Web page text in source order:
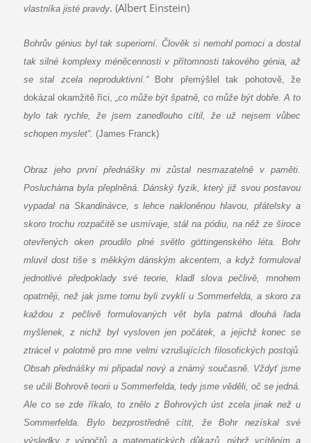
vlastníka jisté pravdy. (Albert Einstein)
Bohrův génius byl tak superiorní. Člověk si nemohl pomoci a dostal
tak silné komplexy méněcennosti v přítomnosti takového génia, až
se stal zcela neproduktivní.“
Bohr přemýšlel tak pohotově, že
dokázal okamžitě říci, „co může být špatně, co může být dobře. A to
bylo tak rychle, že jsem zanedlouho cítil, že už nejsem vůbec
schopen myslet“. (James Franck)
Obraz jeho první přednášky mi zůstal nesmazatelně v paměti.
Posluchárna byla přeplněná. Dánský fyzik, který již svou postavou
vypadal na Skandinávce, s lehce nakloněnou hlavou, přátelsky a
skoro trochu rozpačitě se usmívaje, stál na pódiu, na něž ze široce
otevřených oken proudilo plné světlo göttingenského léta. Bohr
mluvil dost tiše s měkkým dánským akcentem, a když formuloval
jednotlivé předpoklady své teorie, kladl slova pečlivě, mnohem
opatrněji, než jak jsme tomu byli zvyklí u Sommerfelda, a skoro za
každou z pečlivě formulovaných vět byla patrná dlouhá řada
myšlenek, z nichž byl vysloven jen počátek, a jejichž konec se
ztrácel v polotmě pro mne velmi vzrušujících filosofických postojů.
Obsah přednášky mi připadal nový a známý současně. Vždyť jsme
se učili Bohrově teorii u Sommerfelda, tedy jsme věděli, oč se jedná.
Ale co se zde říkalo, to znělo z Bohrových úst zcela jinak než u
Sommerfelda. Bylo bezprostředně cítit, že Bohr nezískal své
výsledky z výpočtů a matematických důkazů, nýbrž vcítěním a